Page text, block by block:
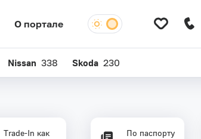
О портале
Nissan 338 Skoda 230
Trade-In как
По паспорту